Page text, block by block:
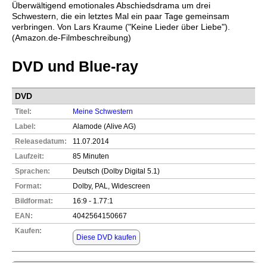
Überwältigend emotionales Abschiedsdrama um drei
Schwestern, die ein letztes Mal ein paar Tage gemeinsam
verbringen. Von Lars Kraume ("Keine Lieder über Liebe").
(Amazon.de-Filmbeschreibung)
DVD und Blue-ray
DVD
Titel:
Meine Schwestern
Label:
Alamode (Alive AG)
Releasedatum:
11.07.2014
Laufzeit:
85 Minuten
Sprachen:
Deutsch (Dolby Digital 5.1)
Format:
Dolby, PAL, Widescreen
Bildformat:
16:9 - 1.77:1
EAN:
4042564150667
Kaufen:
Diese DVD kaufen